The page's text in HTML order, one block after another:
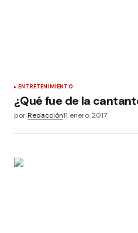
ENTRETENIMIENTO
¿Qué fue de la
porRedacción11 enero, 2017